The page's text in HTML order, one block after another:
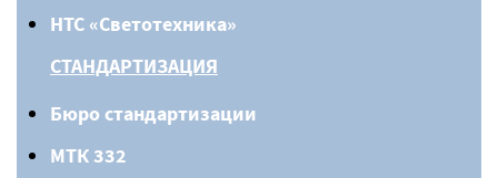
НТС «Светотехника»
СТАНДАРТИЗАЦИЯ
Бюро стандартизации
МТК 332